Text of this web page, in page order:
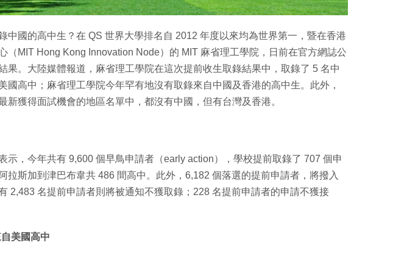
中國的高中生？在 QS 世界大學排名自 2012 年度以來均為世界第一，暨在香港
（MIT Hong Kong Innovation Node）的 MIT 麻省理工學院，日前在官方網誌公
果。大陸媒體報道，麻省理工學院在這次提前收生取錄結果中，取錄了 5 名中
國高中；麻省理工學院今年罕有地沒有取錄來自中國及香港的高中生。此外，
新獲得面試機會的地區名單中，都沒有中國，但有台灣及香港。
示，今年共有 9,600 個早鳥申請者（early action），學校提前取錄了 707 個申
拉斯加到津巴布韋共 486 間高中。此外，6,182 個落選的提前申請者，將撥入
2,483 名提前申請者則將被通知不獲取錄；228 名提前申請者的申請不獲接
美國高中